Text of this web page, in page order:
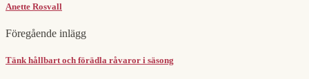
Anette Rosvall
Föregående inlägg
Tänk hållbart och förädla råvaror i säsong